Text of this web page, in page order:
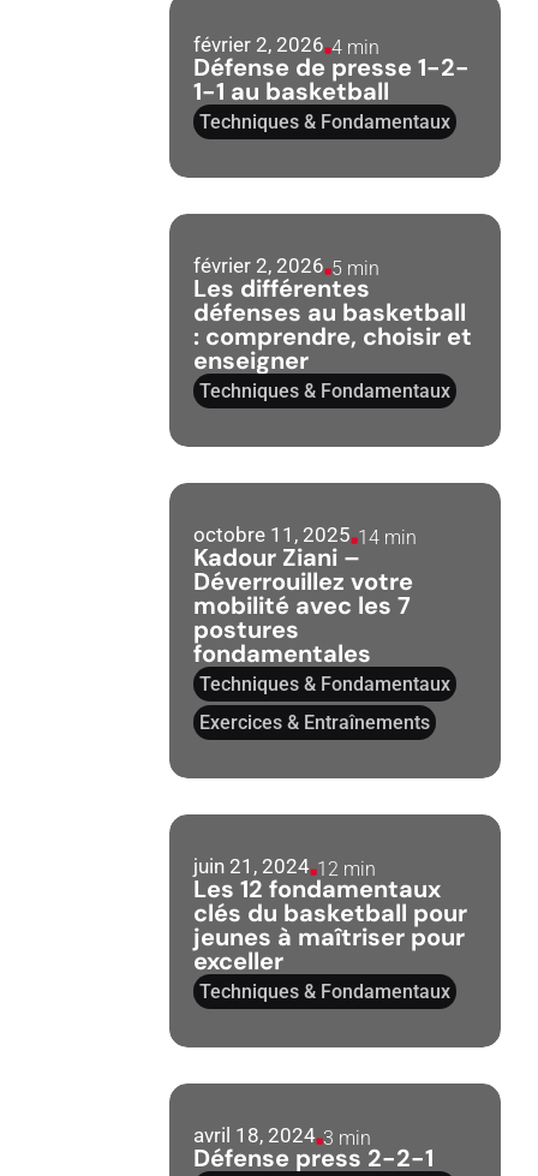
février 2, 2026 4 min
Défense de presse 1-2-
1-1 au basketball
Techniques & Fondamentaux
février 2, 2026 5 min
Les différentes
défenses au basketball
: comprendre, choisir et
enseigner
Techniques & Fondamentaux
octobre 11, 2025 14 min
Kadour Ziani –
Déverrouillez votre
mobilité avec les 7
postures
fondamentales
Techniques & Fondamentaux
Exercices & Entraînements
juin 21, 2024 12 min
Les 12 fondamentaux
clés du basketball pour
jeunes à maîtriser pour
exceller
Techniques & Fondamentaux
avril 18, 2024 3 min
Défense press 2-2-1